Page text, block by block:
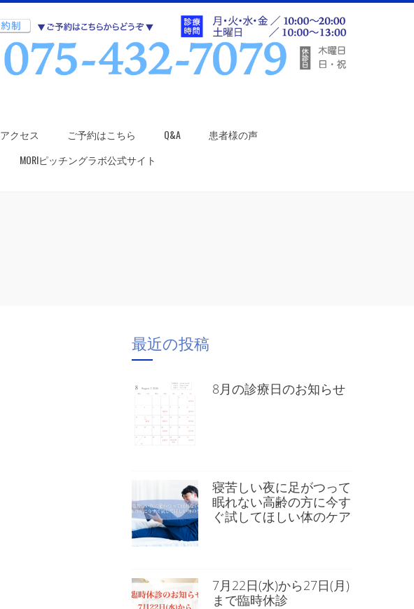
アクセス ご予約はこちら Q&A
患者様の声
MORIピッチングラボ公式サイト
最近の投稿
8月の診療日のお知らせ
寝苦しい夜に足がつって
眠れない高齢の方に今す
ぐ試してほしい体のケア
7月22日(水)から27日(月)
まで臨時休診